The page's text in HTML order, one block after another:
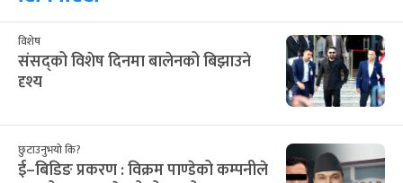
विशेष
संसद्को विशेष दिनमा बालेनको बिझाउने
दृश्य
छुटाउनुभयो कि?
ई–बिडिङ प्रकरण : विक्रम पाण्डेको कम्पनीले